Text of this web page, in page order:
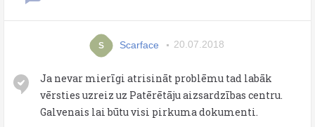
S Scarface 20.07.2018
Ja nevar mierīgi atrisināt problēmu tad labāk
vērsties uzreiz uz Patērētāju aizsardzības centru.
Galvenais lai būtu visi pirkuma dokumenti.